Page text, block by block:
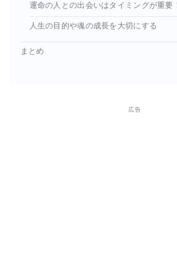
運命の人との出会いはタイミングが重要！
人生の目的や魂の成長を大切にする
まとめ
広告